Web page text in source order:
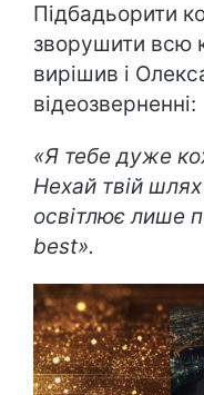
Підбадьорити
зворушити всю
вирішив і
відеозверненні:
«Я тебе дуже
Нехай твій
освітлює лише
best».